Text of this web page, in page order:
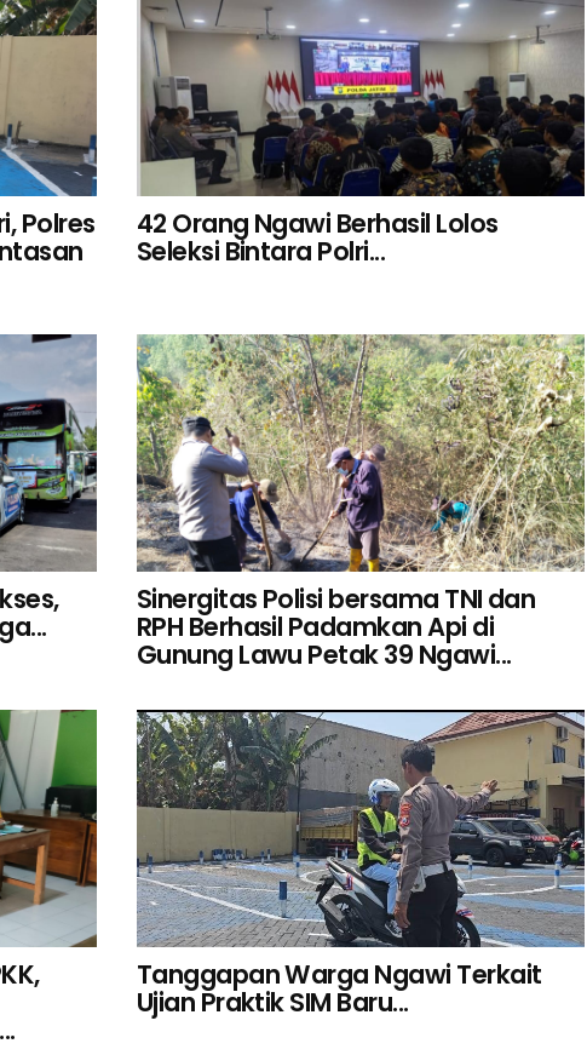
Polres 42 Orang Ngawi Berhasil Lolos
Seleksi Bintara Polri...
Sinergitas Polisi bersama TNI dan
RPH Berhasil Padamkan Api di
Gunung Lawu Petak 39 Ngawi...
Tanggapan Warga Ngawi Terkait
Ujian Praktik SIM Baru...